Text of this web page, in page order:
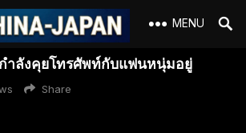
MENU
ำลังคุยโทรศัพท์กับแฟนหนุ่มอยู่
Share